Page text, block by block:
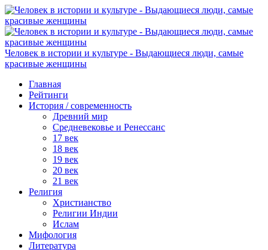
Человек в истории и культуре - Выдающиеся люди, самые
красивые женщины
Главная
Рейтинги
История / современность
Древний мир
Средневековье и Ренессанс
17 век
18 век
19 век
20 век
21 век
Религия
Христианство
Религии Индии
Ислам
Мифология
Литература